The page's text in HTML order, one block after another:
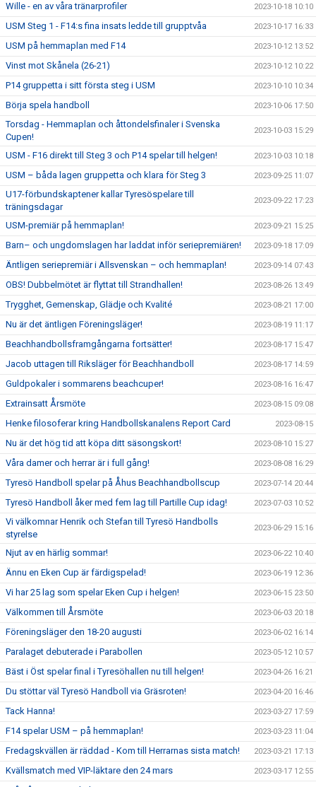
Wille - en av våra tränarprofiler 2023-10-18 10:10
USM Steg 1 - F14:s fina insats ledde till grupptvåa 2023-10-17 16:33
USM på hemmaplan med F14 2023-10-12 13:52
Vinst mot Skånela (26-21) 2023-10-12 10:22
P14 gruppetta i sitt första steg i USM 2023-10-10 10:34
Börja spela handboll 2023-10-06 17:50
Torsdag - Hemmaplan och åttondelsfinaler i Svenska
Cupen!
2023-10-03 15:29
USM - F16 direkt till Steg 3 och P14 spelar till helgen! 2023-10-03 10:18
USM – båda lagen gruppetta och klara för Steg 3 2023-09-25 11:07
U17-förbundskaptener kallar Tyresöspelare till
träningsdagar
2023-09-22 17:23
USM-premiär på hemmaplan! 2023-09-21 15:25
Barn– och ungdomslagen har laddat inför seriepremiären! 2023-09-18 17:09
Äntligen seriepremiär i Allsvenskan – och hemmaplan! 2023-09-14 07:43
OBS! Dubbelmötet är flyttat till Strandhallen! 2023-08-26 13:49
Trygghet, Gemenskap, Glädje och Kvalité 2023-08-21 17:00
Nu är det äntligen Föreningsläger! 2023-08-19 11:17
Beachhandbollsframgångarna fortsätter! 2023-08-17 15:47
Jacob uttagen till Riksläger för Beachhandboll 2023-08-17 14:59
Guldpokaler i sommarens beachcuper! 2023-08-16 16:47
Extrainsatt Årsmöte 2023-08-15 09:08
Henke filosoferar kring Handbollskanalens Report Card 2023-08-15
Nu är det hög tid att köpa ditt säsongskort! 2023-08-10 15:27
Våra damer och herrar är i full gång! 2023-08-08 16:29
Tyresö Handboll spelar på Åhus Beachhandbollscup 2023-07-14 20:44
Tyresö Handboll åker med fem lag till Partille Cup idag! 2023-07-03 10:52
Vi välkomnar Henrik och Stefan till Tyresö Handbolls
styrelse
2023-06-29 15:16
Njut av en härlig sommar! 2023-06-22 10:40
Ännu en Eken Cup är färdigspelad! 2023-06-19 12:36
Vi har 25 lag som spelar Eken Cup i helgen! 2023-06-15 23:50
Välkommen till Årsmöte 2023-06-03 20:18
Föreningsläger den 18-20 augusti 2023-06-02 16:14
Paralaget debuterade i Parabollen 2023-05-12 10:57
Bäst i Öst spelar final i Tyresöhallen nu till helgen! 2023-04-26 16:21
Du stöttar väl Tyresö Handboll via Gräsroten! 2023-04-20 16:46
Tack Hanna! 2023-03-27 17:59
F14 spelar USM – på hemmaplan! 2023-03-23 11:04
Fredagskvällen är räddad - Kom till Herrarnas sista match! 2023-03-21 17:13
Kvällsmatch med VIP-läktare den 24 mars 2023-03-17 12:55